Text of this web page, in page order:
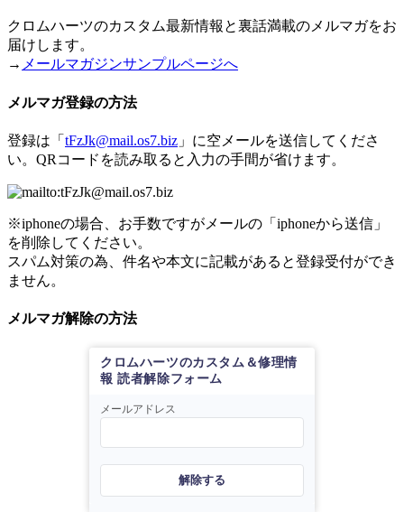
クロムハーツのカスタム最新情報と裏話満載のメルマガをお
届けします。
→ メールマガジンサンプルページへ
メルマガ登録の方法
登録は「 tFzJk@mail.os7.biz 」に空メールを送信してくださ
い。QRコードを読み取ると入力の手間が省けます。
※iphoneの場合、お手数ですがメールの「iphoneから送信」
を削除してください。
スパム対策の為、件名や本文に記載があると登録受付ができ
ません。
メルマガ解除の方法
クロムハーツのカスタム＆修理情
報 読者解除フォーム
メールアドレス
解除する